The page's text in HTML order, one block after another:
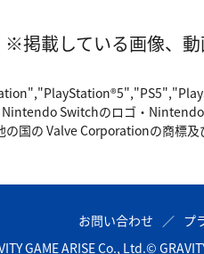
※掲載している画像、動
Switchのロゴ・
国の Valve Corporationの商標及
お問い合わせ
プ
GAME ARISE Co., Ltd.©